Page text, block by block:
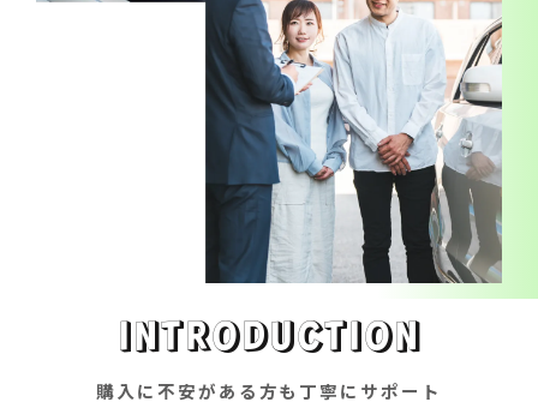
INTRODUCTION
購入に不安がある方も丁寧にサポート